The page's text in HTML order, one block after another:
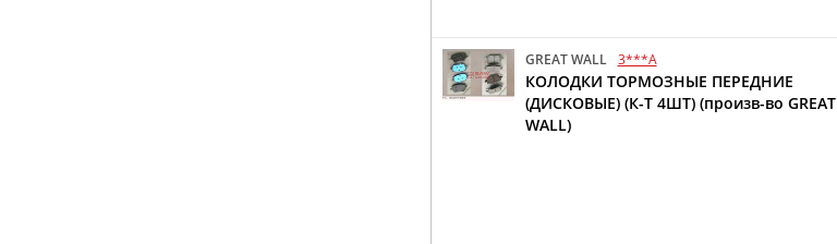
GREAT WALL 3***A
КОЛОДКИ ТОРМОЗНЫЕ ПЕРЕДНИЕ
(ДИСКОВЫЕ) (К-Т 4ШТ) (произв-во GREAT
WALL)